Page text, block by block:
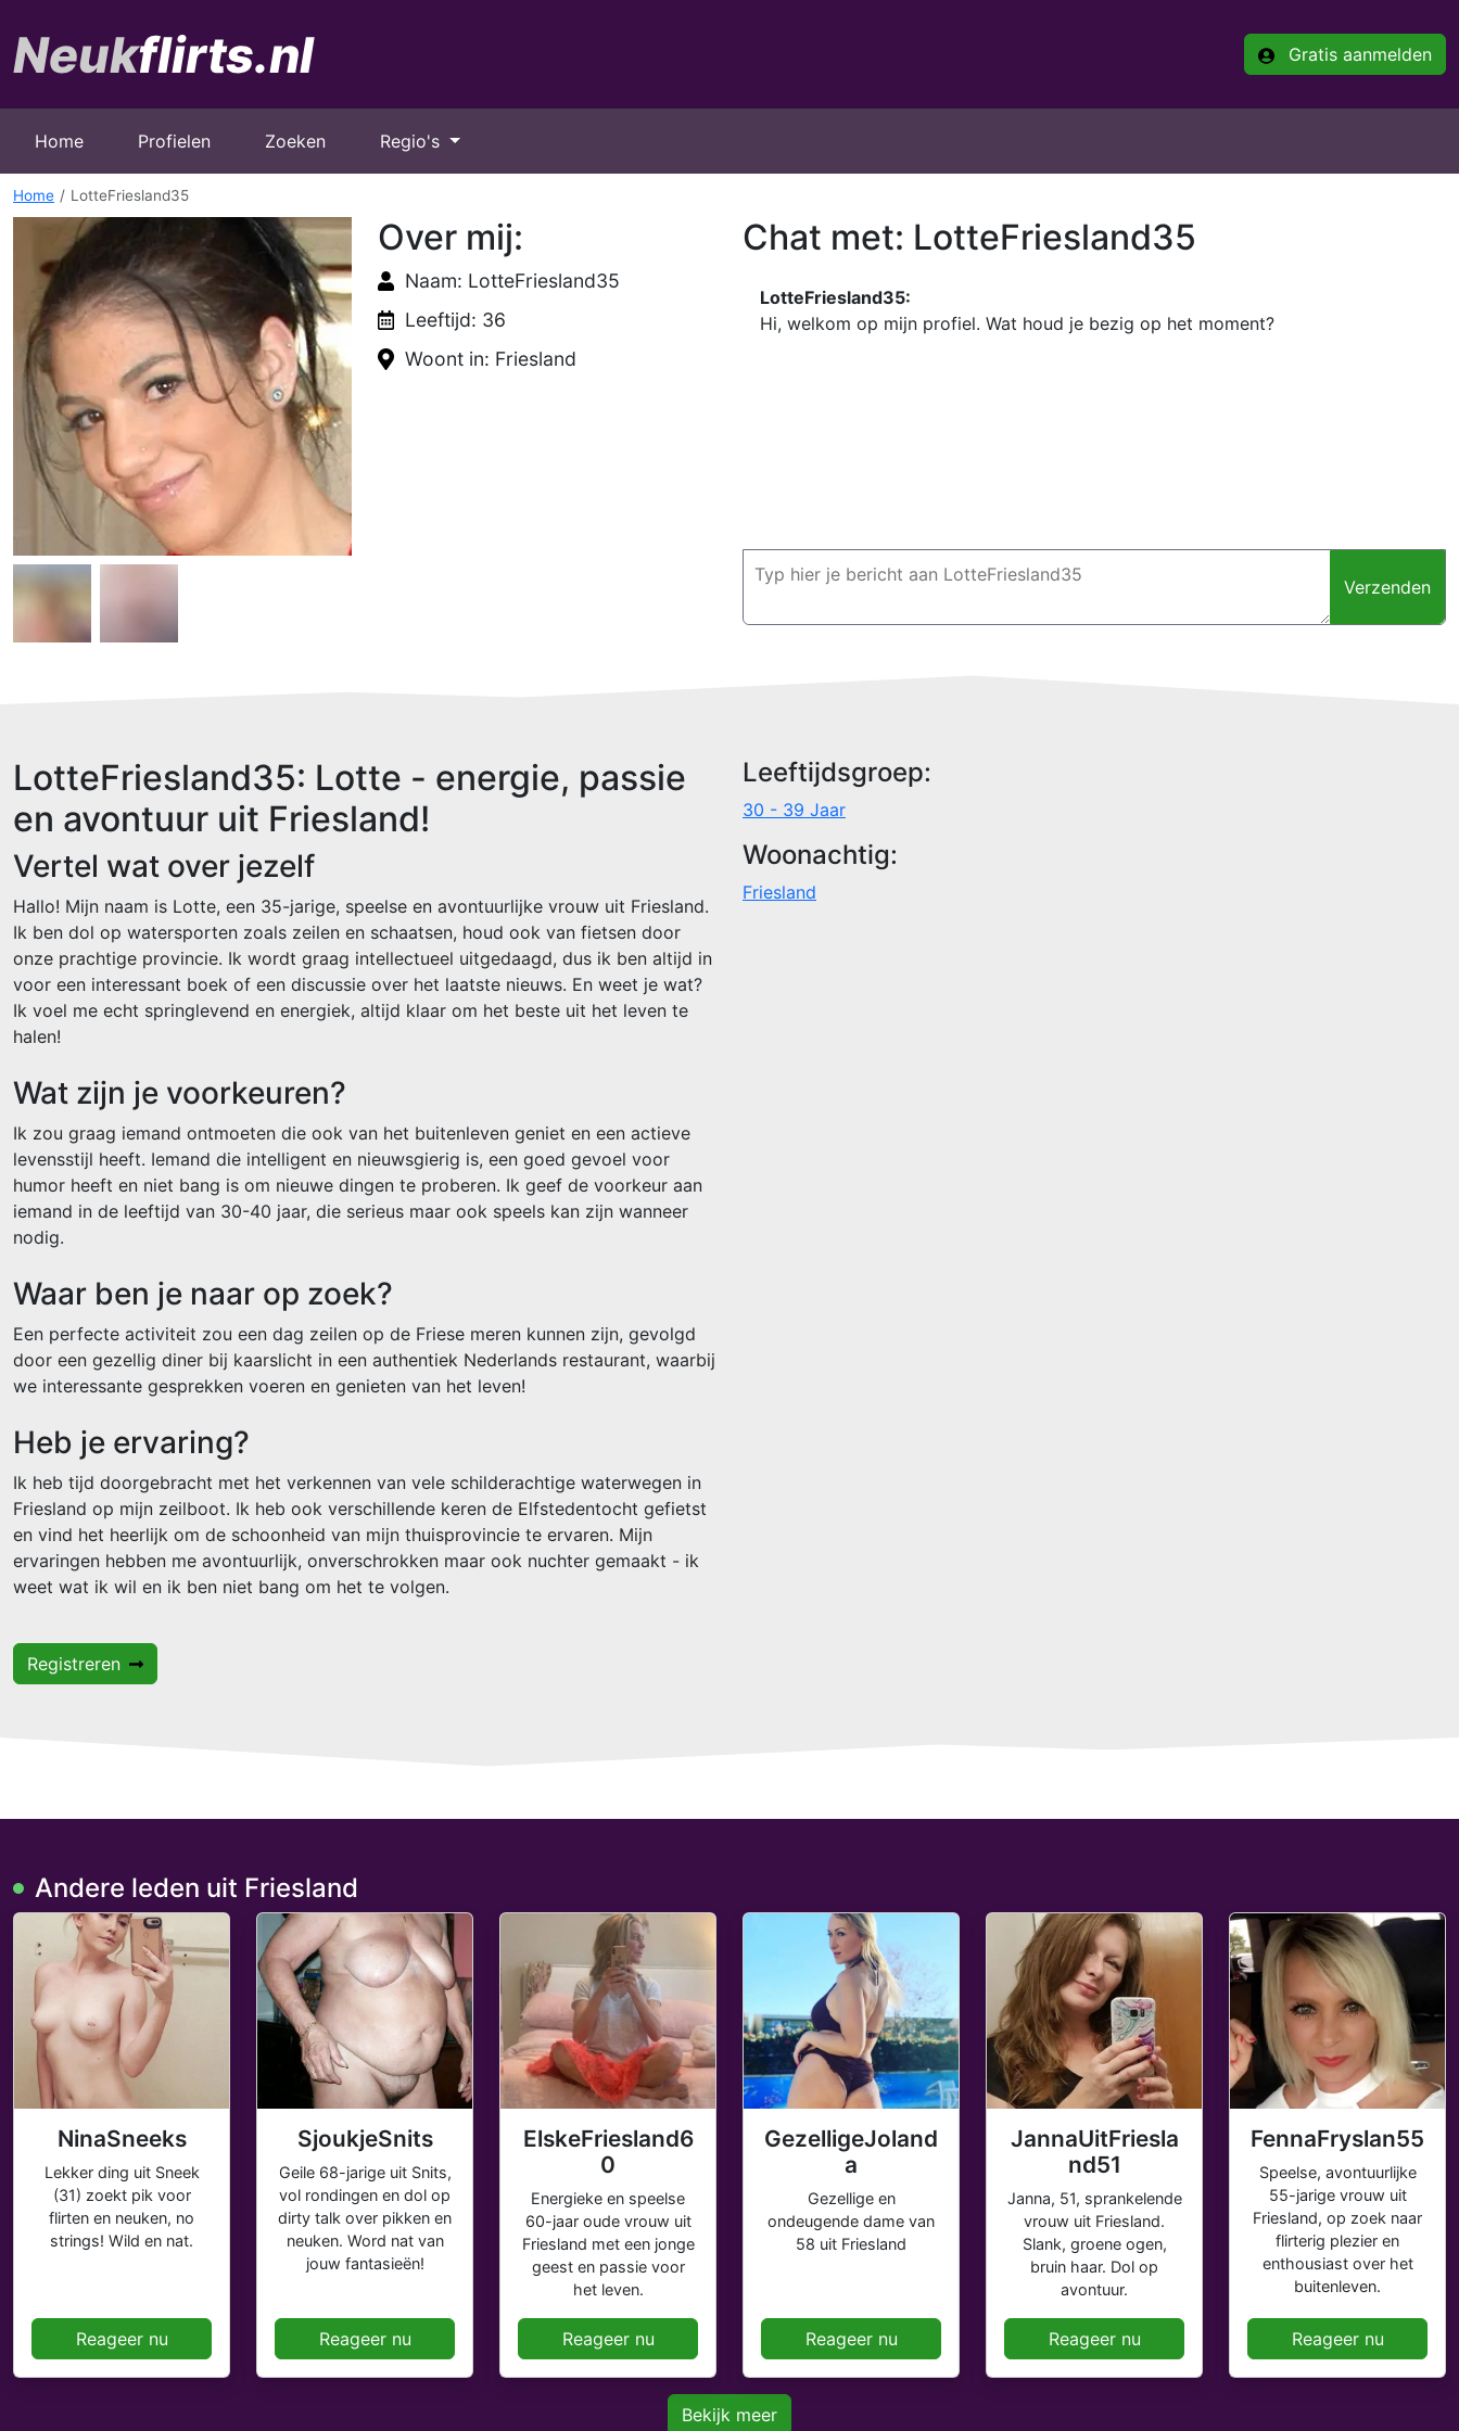
Gratis aanmelden
Home Profielen Zoeken Regio's
Home LotteFriesland35
Over mij:
Naam: LotteFriesland35
Leeftijd: 36
Woont in: Friesland
Chat met: LotteFriesland35
LotteFriesland35:
Hi, welkom op mijn profiel. Wat houd je bezig op het moment?
Verzenden
LotteFriesland35: Lotte - energie, passie
en avontuur uit Friesland!
Vertel wat over jezelf
Hallo! Mijn naam is Lotte, een 35-jarige, speelse en avontuurlijke vrouw uit Friesland.
Ik ben dol op watersporten zoals zeilen en schaatsen, houd ook van fietsen door
onze prachtige provincie. Ik wordt graag intellectueel uitgedaagd, dus ik ben altijd in
voor een interessant boek of een discussie over het laatste nieuws. En weet je wat?
Ik voel me echt springlevend en energiek, altijd klaar om het beste uit het leven te
halen!
Wat zijn je voorkeuren?
Ik zou graag iemand ontmoeten die ook van het buitenleven geniet en een actieve
levensstijl heeft. Iemand die intelligent en nieuwsgierig is, een goed gevoel voor
humor heeft en niet bang is om nieuwe dingen te proberen. Ik geef de voorkeur aan
iemand in de leeftijd van 30-40 jaar, die serieus maar ook speels kan zijn wanneer
nodig.
Waar ben je naar op zoek?
Een perfecte activiteit zou een dag zeilen op de Friese meren kunnen zijn, gevolgd
door een gezellig diner bij kaarslicht in een authentiek Nederlands restaurant, waarbij
we interessante gesprekken voeren en genieten van het leven!
Heb je ervaring?
Ik heb tijd doorgebracht met het verkennen van vele schilderachtige waterwegen in
Friesland op mijn zeilboot. Ik heb ook verschillende keren de Elfstedentocht gefietst
en vind het heerlijk om de schoonheid van mijn thuisprovincie te ervaren. Mijn
ervaringen hebben me avontuurlijk, onverschrokken maar ook nuchter gemaakt - ik
weet wat ik wil en ik ben niet bang om het te volgen.
Registreren
Leeftijdsgroep:
30 - 39 Jaar
Woonachtig:
Friesland
Andere leden uit Friesland
NinaSneeks
Lekker ding uit Sneek
(31) zoekt pik voor
flirten en neuken, no
strings! Wild en nat.
Reageer nu
SjoukjeSnits
Geile 68-jarige uit Snits,
vol rondingen en dol op
dirty talk over pikken en
neuken. Word nat van
jouw fantasieën!
Reageer nu
ElskeFriesland6
0
Energieke en speelse
60-jaar oude vrouw uit
Friesland met een jonge
geest en passie voor
het leven.
Reageer nu
GezelligeJoland
a
Gezellige en
ondeugende dame van
58 uit Friesland
Reageer nu
JannaUitFriesla
nd51
Janna, 51, sprankelende
vrouw uit Friesland.
Slank, groene ogen,
bruin haar. Dol op
avontuur.
Reageer nu
FennaFryslan55
Speelse, avontuurlijke
55-jarige vrouw uit
Friesland, op zoek naar
flirterig plezier en
enthousiast over het
buitenleven.
Reageer nu
Bekijk meer